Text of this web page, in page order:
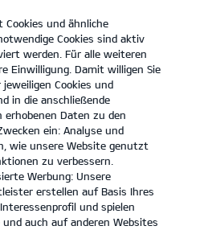
KONTAKT
Konfigurator
Familie
Cookies und ähnliche
Cookies sind aktiv
werden. Für alle weiteren
Einwilligung. Damit willigen Sie
Cookies und
in die anschließende
erhobenen Daten zu den
ein: Analyse und
wie unsere Website genutzt
zu verbessern.
Werbung: Unsere
erstellen auf Basis Ihres
und spielen
auch auf anderen Websites